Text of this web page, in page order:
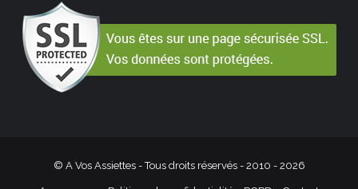
© A Vos Assiettes - Tous droits réservés - 2010 - 2026